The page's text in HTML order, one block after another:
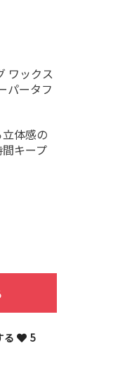
ワックス
パータフ
体感の
キープ
る 5